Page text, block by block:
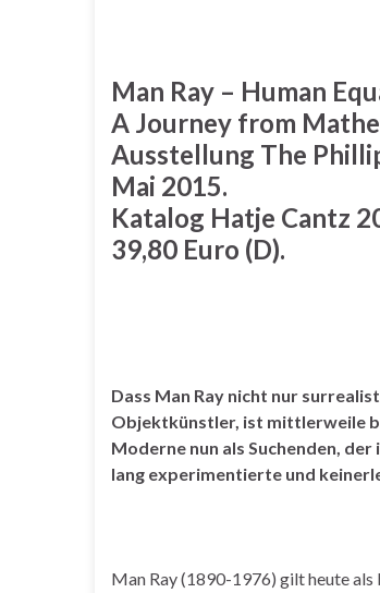
Man Ray – Human
A Journey from
Ausstellung The
Mai 2015.
Katalog Hatje Cantz
39,80 Euro (D).
Dass Man Ray nicht nur
Objektkünstler, ist mittlerweile
Moderne nun als Suchenden,
lang experimentierte und
Man Ray (1890-1976) gilt heute